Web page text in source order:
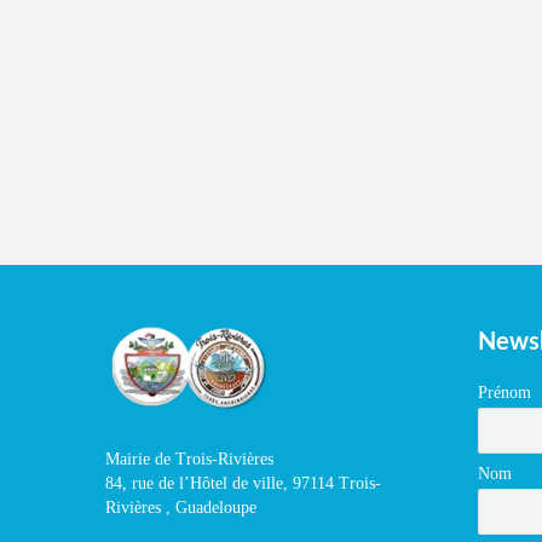
Mairie de Trois-Rivières
84, rue de l’Hôtel de ville, 97114 Trois-
Rivières , Guadeloupe
Prénom
Nom